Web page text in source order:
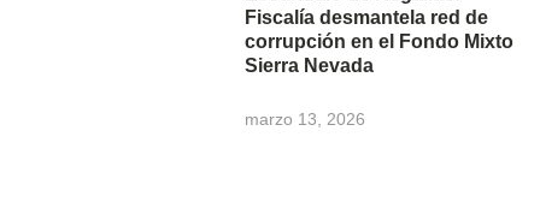
Fiscalía desmantela red de
corrupción en el Fondo Mixto
Sierra Nevada
marzo 13, 2026